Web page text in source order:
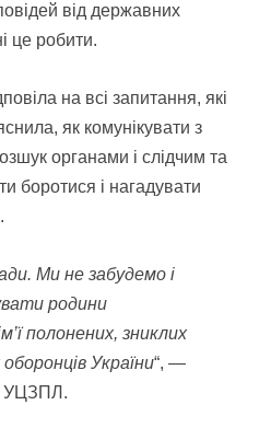
від державних
це робити.
на всі запитання, які
як комунікувати з
органами і слідчим та
боротися і нагадувати
Ми не забудемо і
родини
полонених, зниклих
України“, —
УЦЗПЛ.